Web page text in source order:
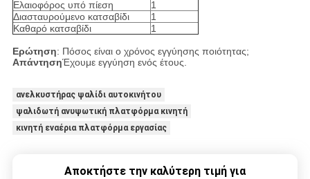
Ελαιοφόρος υπό πίεση
1
Διασταυρούμενο κατσαβίδι
1
Καθαρό κατσαβίδι
1
Ερώτηση: Πόσος είναι ο χρόνος εγγύησης ποιότητας;
ΑπάντησηΈχουμε εγγύηση ενός έτους.
ανελκυστήρας ψαλίδι αυτοκινήτου
ψαλιδωτή ανυψωτική πλατφόρμα κινητή
κινητή εναέρια πλατφόρμα εργασίας
Αποκτήστε την καλύτερη τιμή για